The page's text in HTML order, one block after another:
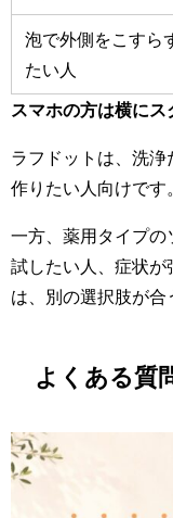
泡で外側をこすら
たい人
スマホの方は横にス
ラフドットは、洗
作りたい人向けです
一方、薬用タイプの
試したい人、症状が
は、別の選択肢が合
よくある質